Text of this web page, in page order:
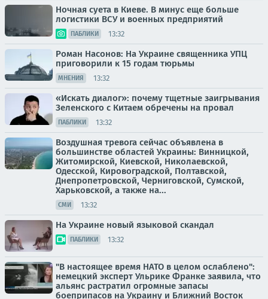
Ночная суета в Киеве. В минус еще больше
логистики ВСУ и военных предприятий
ПАБЛИКИ 13:32
Роман Насонов: На Украине священника УПЦ
приговорили к 15 годам тюрьмы
МНЕНИЯ 13:32
«Искать диалог»: почему тщетные заигрывания
Зеленского с Китаем обречены на провал
ПАБЛИКИ 13:32
Воздушная тревога сейчас объявлена в
большинстве областей Украины: Винницкой,
Житомирской, Киевской, Николаевской,
Одесской, Кировоградской, Полтавской,
Днепропетровской, Черниговской, Сумской,
Харьковской, а также на...
СМИ 13:32
На Украине новый языковой скандал
ПАБЛИКИ 13:32
"В настоящее время НАТО в целом ослаблено":
немецкий эксперт Ульрике Франке заявила, что
альянс растратил огромные запасы
боеприпасов на Украину и Ближний Восток